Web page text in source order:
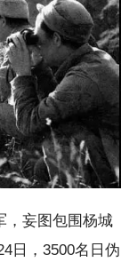
妄图包围杨城
日，3500名日伪